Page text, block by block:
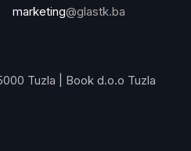
marketing@glastk.ba
Tuzla | Book d.o.o Tuzla